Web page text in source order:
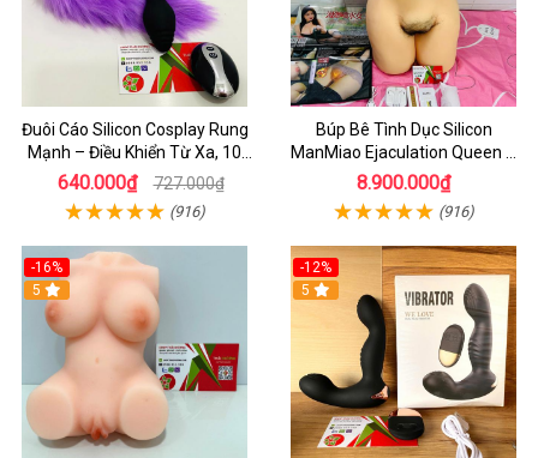
Đuôi Cáo Silicon Cosplay Rung
Mạnh – Điều Khiển Từ Xa, 10
Chế Độ Cực Kích Thích
640.000₫ 727.000₫
(916)
Búp Bê Tình Dục Silicon
ManMiao Ejaculation Queen –
Rung Cảm Biến, Sưởi Ấm & Phun
Nước Thông Minh
8.900.000₫
(916)
-16%
5
-12%
5